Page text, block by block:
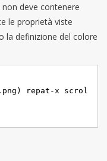
deve contenere
le proprietà viste
la definizione del colore
repat-x scrol